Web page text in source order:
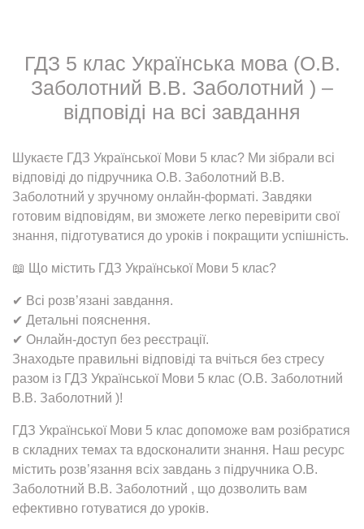
ГДЗ 5 клас Українська мова (О.В.
Заболотний В.В. Заболотний ) –
відповіді на всі завдання
Шукаєте ГДЗ Української Мови 5 клас? Ми зібрали всі
відповіді до підручника О.В. Заболотний В.В.
Заболотний у зручному онлайн-форматі. Завдяки
готовим відповідям, ви зможете легко перевірити свої
знання, підготуватися до уроків і покращити успішність.
📖 Що містить ГДЗ Української Мови 5 клас?
✔ Всі розв’язані завдання.
✔ Детальні пояснення.
✔ Онлайн-доступ без реєстрації.
Знаходьте правильні відповіді та вчіться без стресу
разом із ГДЗ Української Мови 5 клас (О.В. Заболотний
В.В. Заболотний )!
ГДЗ Української Мови 5 клас допоможе вам розібратися
в складних темах та вдосконалити знання. Наш ресурс
містить розв’язання всіх завдань з підручника О.В.
Заболотний В.В. Заболотний , що дозволить вам
ефективно готуватися до уроків.